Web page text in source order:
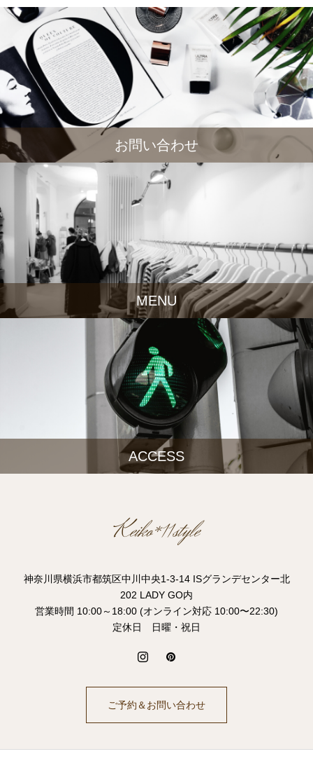
お問い合わせ
MENU
ACCESS
神奈川県横浜市都筑区中川中央1-3-14 ISグランデセンター北
202 LADY GO内
営業時間 10:00～18:00 (オンライン対応 10:00〜22:30)
定休日 日曜・祝日
ご予約＆お問い合わせ